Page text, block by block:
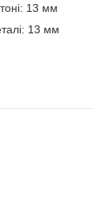
13 мм
13 мм